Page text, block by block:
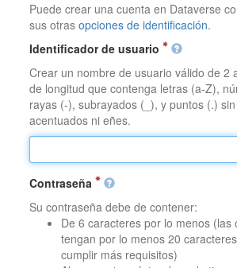
Puede crear una cuenta en Dataverse
sus otrasopciones de identificación.
Identificador de usuario
Crear un nombre de usuario válido de 2
de longitud que contenga letras (a-Z),
rayas (-), subrayados (_), y puntos (.)
acentuados ni eñes.
Contraseña
Su contraseña debe de contener:
De 6 caracteres por lo menos (las
tengan por lo menos 20
cumplir más requisitos)